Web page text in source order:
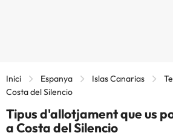
Inici Espanya Islas Canarias
Costa del Silencio
Tipus d'allotjament que us
a Costa del Silencio